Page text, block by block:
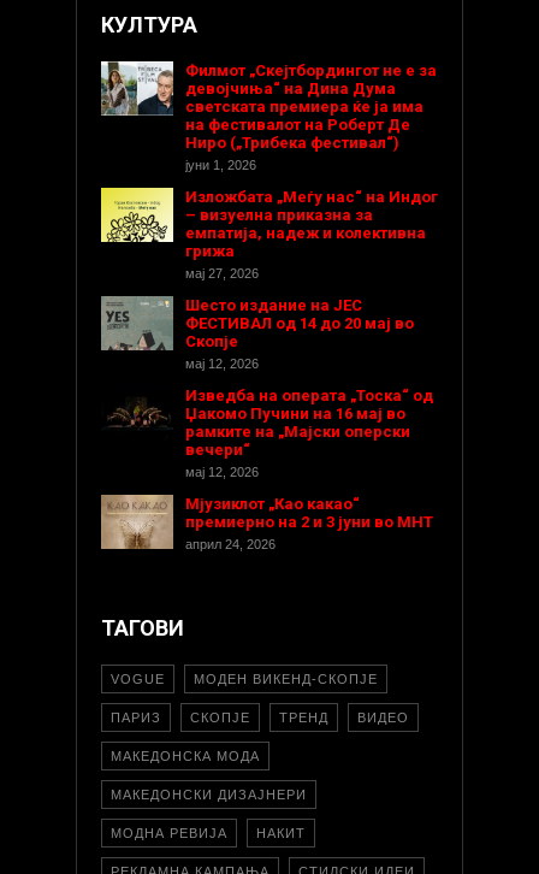
КУЛТУРА
Филмот „Скејтбордингот не е за
девојчиња“ на Дина Дума
светската премиера ќе ја има
на фестивалот на Роберт Де
Ниро („Трибека фестивал“)
јуни 1, 2026
Изложбата „Меѓу нас“ на Индог
– визуелна приказна за
емпатија, надеж и колективна
грижа
мај 27, 2026
Шесто издание на ЈЕС
ФЕСТИВАЛ од 14 до 20 мај во
Скопје
мај 12, 2026
Изведба на операта „Тоска“ од
Џакомо Пучини на 16 мај во
рамките на „Мајски оперски
вечери“
мај 12, 2026
Мјузиклот „Као какао“
премиерно на 2 и 3 јуни во МНТ
април 24, 2026
ТАГОВИ
VOGUE МОДЕН ВИКЕНД-СКОПЈЕ
ПАРИЗ СКОПЈЕ ТРЕНД ВИДЕО
МАКЕДОНСКА МОДА
МАКЕДОНСКИ ДИЗАЈНЕРИ
МОДНА РЕВИЈА НАКИТ